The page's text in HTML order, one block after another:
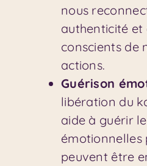
nous
authenticité et
conscients de
actions.
Guérison
libération du
aide à guérir
émotionnelles
peuvent être